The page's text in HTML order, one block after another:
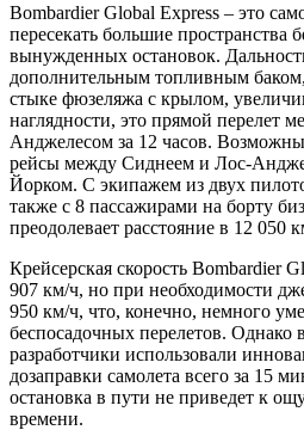
Bombardier Global Express – это
пересекать большие пространства
вынужденных остановок.
дополнительным топливным
стыке фюзеляжа с крылом,
наглядности, это прямой перелет
Анджелесом за 12 часов.
рейсы между Сиднеем и Лос-
Йорком. С экипажем из двух
также с 8 пассажирами на борту
преодолевает расстояние в 12 050
Крейсерская скорость Bombardier
907 км/ч, но при необходимости
950 км/ч, что, конечно, немного
беспосадочных перелетов. Однако
разработчики использовали
дозаправки самолета всего за 15
остановка в пути не приведет к
времени.